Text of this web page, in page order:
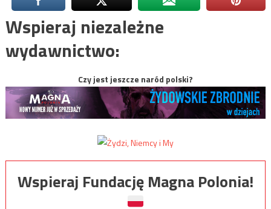
Wspieraj niezależne
wydawnictwo:
Czy jest jeszcze naród polski?
Wspieraj Fundację Magna Polonia!